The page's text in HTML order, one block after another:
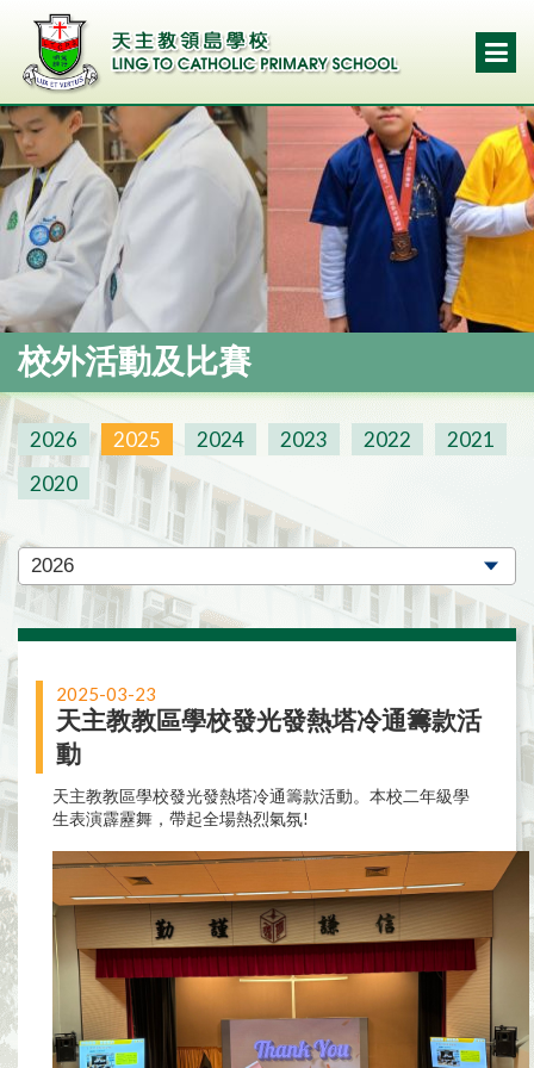
校外活動及比賽
2026 2025 2024 2023 2022
2021
2020
2025-03-23
天主教教區學校發光發熱塔冷通籌款活
動
天主教教區學校發光發熱塔冷通籌款活動。本校二年級學
生表演霹靂舞，帶起全場熱烈氣氛!